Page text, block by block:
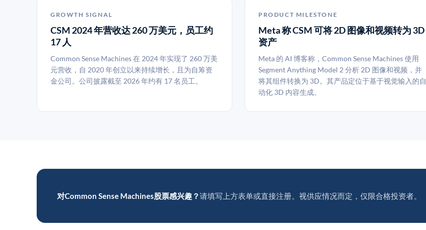
GROWTH SIGNAL
CSM 2024 年营收达 260 万美元，员工约
17 人
Common Sense Machines 在 2024 年实现了 260 万美
元营收，自 2020 年创立以来持续增长，且为自筹资
金公司。公司披露截至 2026 年约有 17 名员工。
PRODUCT MILESTONE
Meta 称 CSM 可将 2D 图像和视频转为 3D
资产
Meta 的 AI 博客称，Common Sense Machines 使用
Segment Anything Model 2 分析 2D 图像和视频，并
将其组件转换为 3D。其产品定位于基于视觉输入的自
动化 3D 内容生成。
对Common Sense Machines股票感兴趣？请填写上方表单或直接注册。视供应情况而定，仅限合格投资者。